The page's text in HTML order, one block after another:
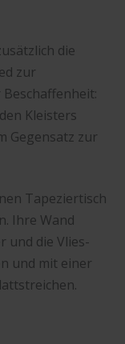
die
zur
Kleisters
Gegensatz zur
Tapeziertisch
Ihre Wand
und die Vlies-
und mit einer